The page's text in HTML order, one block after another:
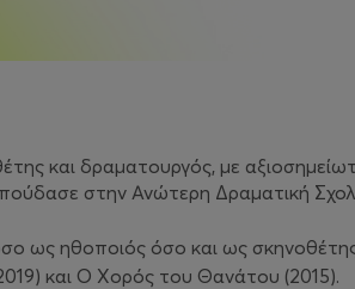
και δραματουργός, με
στην Ανώτερη Δραματική
ως ηθοποιός όσο και ως
και Ο Χορός του Θανάτου (2015).